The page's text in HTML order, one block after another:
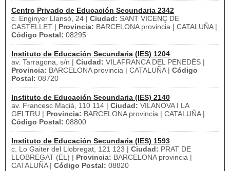
Centro Privado de Educación Secundaria 2342
c. Enginyer Llansó, 24 | Ciudad: SANT VICENÇ DE
CASTELLET | Provincia: BARCELONA provincia | CATALUÑA |
Código Postal: 08295
Instituto de Educación Secundaria (IES) 1204
av. Tarragona, s/n | Ciudad: VILAFRANCA DEL PENEDÈS |
Provincia: BARCELONA provincia | CATALUÑA | Código
Postal: 08720
Instituto de Educación Secundaria (IES) 2140
av. Francesc Macià, 110 114 | Ciudad: VILANOVA I LA
GELTRU | Provincia: BARCELONA provincia | CATALUÑA |
Código Postal: 08800
Instituto de Educación Secundaria (IES) 1593
c. Lo Gaiter del Llobregat, 121 123 | Ciudad: PRAT DE
LLOBREGAT (EL) | Provincia: BARCELONA provincia |
CATALUÑA | Código Postal: 08820